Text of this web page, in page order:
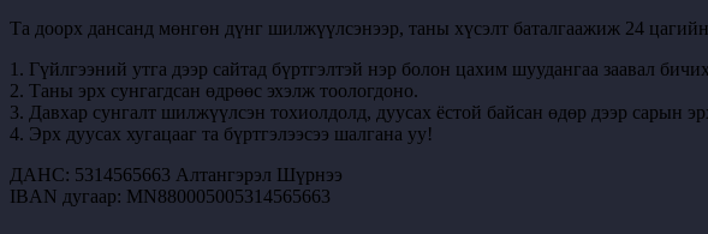
Та доорх дансанд мөнгөн дүнг шилжүүлсэнээр, таны хүсэлт баталгаажиж 24
1. Гүйлгээний утга дээр сайтад бүртгэлтэй нэр болон цахим шуудангаа заавал
2. Таны эрх сунгагдсан өдрөөс эхэлж тоологдоно.
3. Давхар сунгалт шилжүүлсэн тохиолдолд, дуусах ёстой байсан өдөр дээр сарын
4. Эрх дуусах хугацааг та бүртгэлээсээ шалгана уу!
ДАНС: 5314565663 Алтангэрэл Шүрнээ
IBAN дугаар: MN880005005314565663